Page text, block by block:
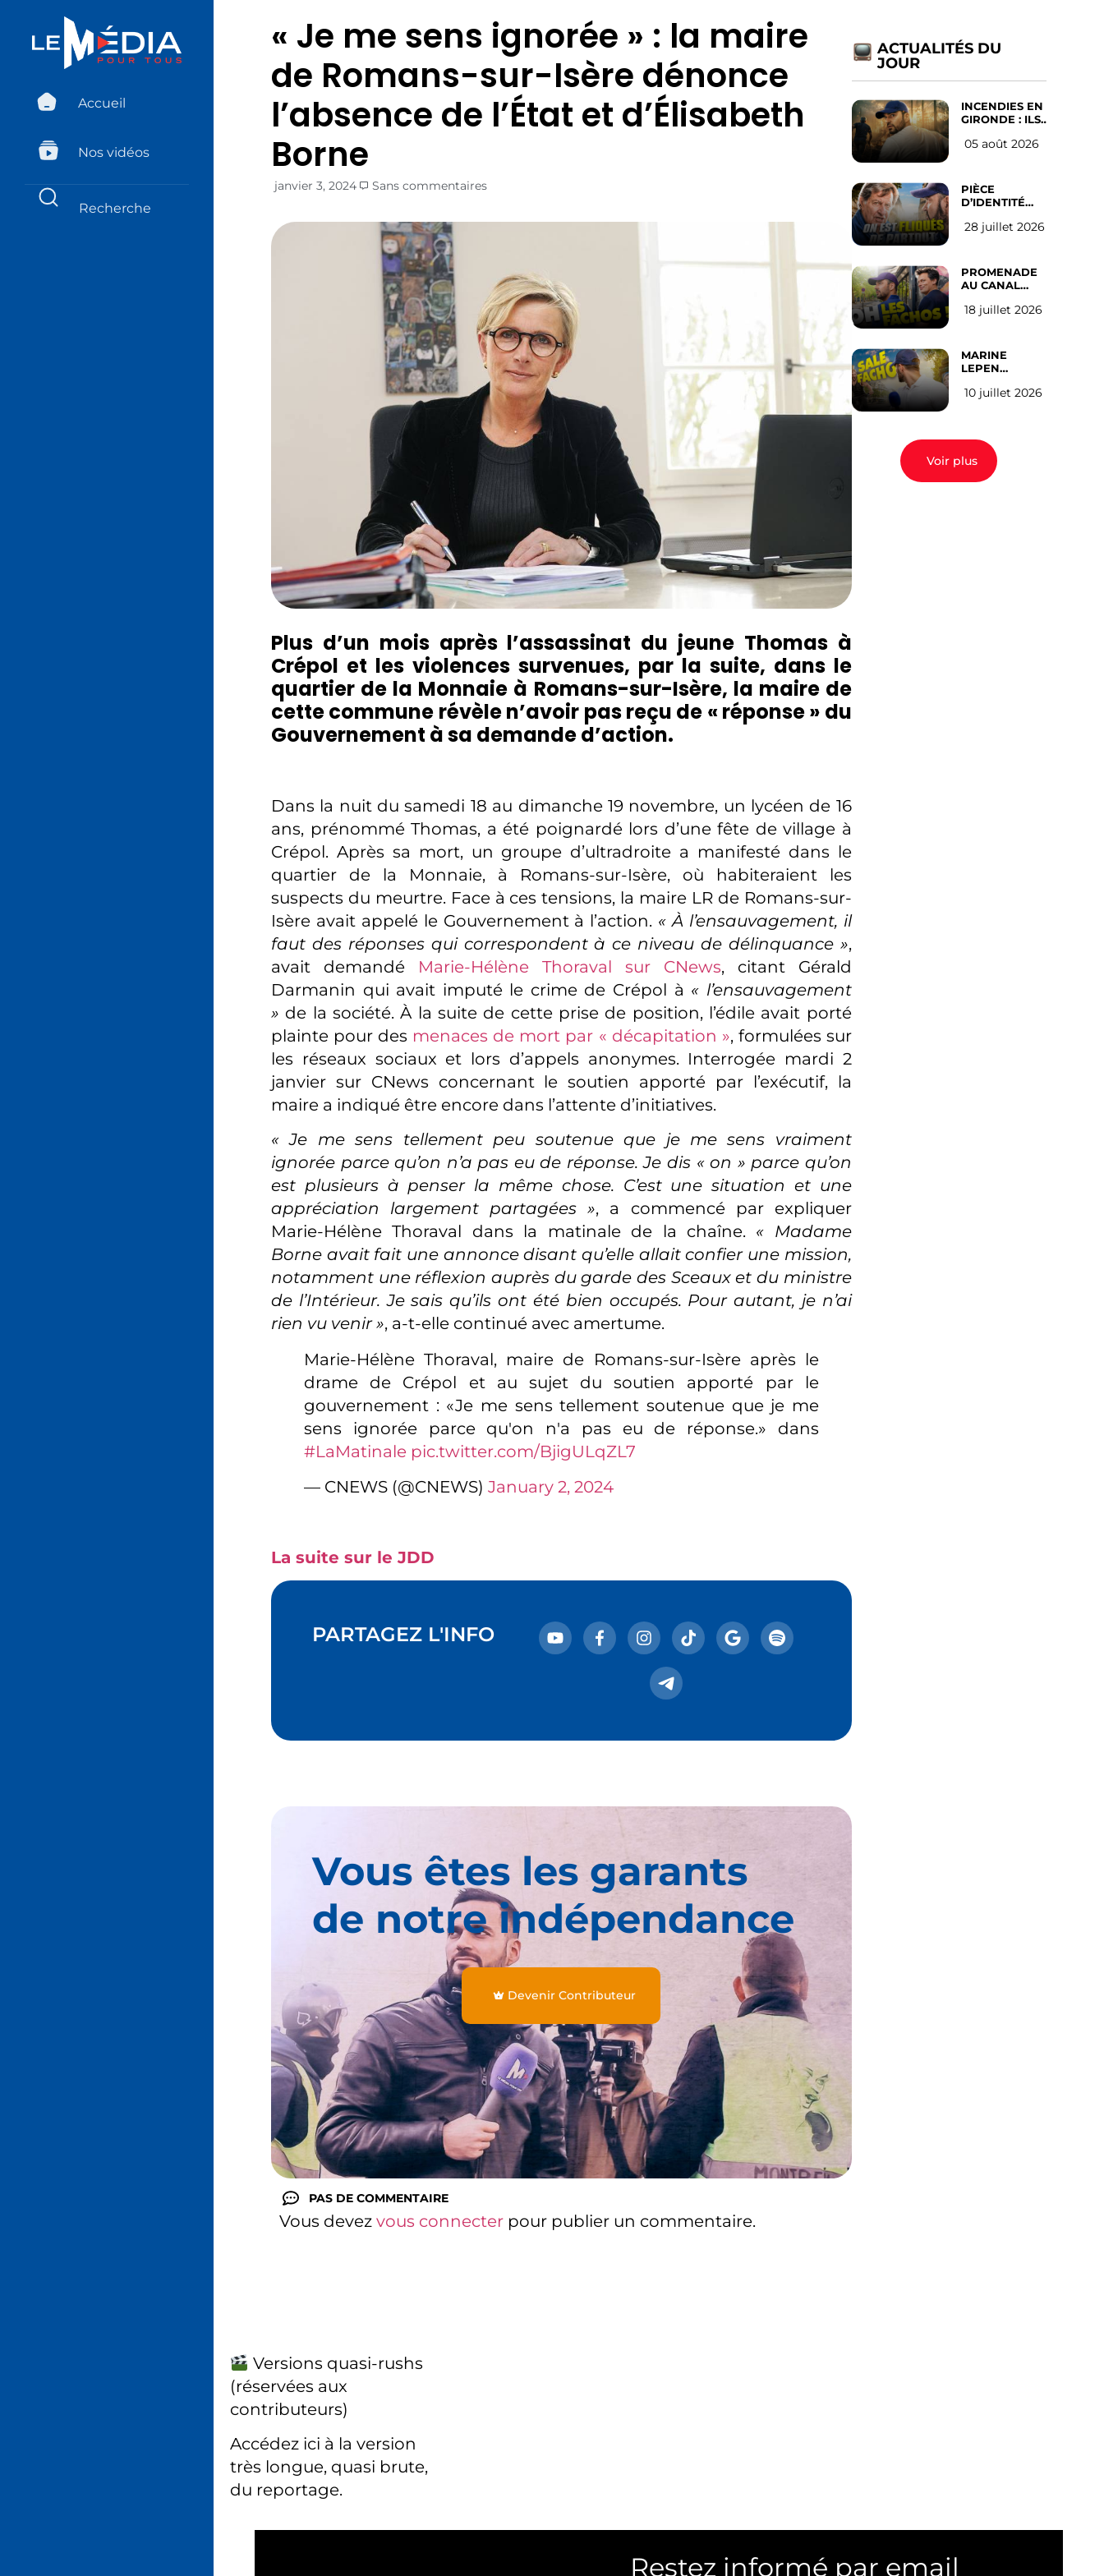
Accueil
Nos vidéos
« Je me sens ignorée » : la maire
de Romans-sur-Isère dénonce
l’absence de l’État et d’Élisabeth
Borne
janvier 3, 2024 Sans commentaires
Plus d’un mois après l’assassinat du jeune Thomas à
Crépol et les violences survenues, par la suite, dans le
quartier de la Monnaie à Romans-sur-Isère, la maire de
cette commune révèle n’avoir pas reçu de « réponse » du
Gouvernement à sa demande d’action.
Dans la nuit du samedi 18 au dimanche 19 novembre, un lycéen de 16
ans, prénommé Thomas, a été poignardé lors d’une fête de village à
Crépol. Après sa mort, un groupe d’ultradroite a manifesté dans le
quartier de la Monnaie, à Romans-sur-Isère, où habiteraient les
suspects du meurtre. Face à ces tensions, la maire LR de Romans-sur-
Isère avait appelé le Gouvernement à l’action. « À l’ensauvagement, il
faut des réponses qui correspondent à ce niveau de délinquance »,
avait demandé Marie-Hélène Thoraval sur CNews, citant Gérald
Darmanin qui avait imputé le crime de Crépol à « l’ensauvagement
» de la société. À la suite de cette prise de position, l’édile avait porté
plainte pour des menaces de mort par « décapitation », formulées sur
les réseaux sociaux et lors d’appels anonymes. Interrogée mardi 2
janvier sur CNews concernant le soutien apporté par l’exécutif, la
maire a indiqué être encore dans l’attente d’initiatives.
« Je me sens tellement peu soutenue que je me sens vraiment
ignorée parce qu’on n’a pas eu de réponse. Je dis « on » parce qu’on
est plusieurs à penser la même chose. C’est une situation et une
appréciation largement partagées », a commencé par expliquer
Marie-Hélène Thoraval dans la matinale de la chaîne. « Madame
Borne avait fait une annonce disant qu’elle allait confier une mission,
notamment une réflexion auprès du garde des Sceaux et du ministre
de l’Intérieur. Je sais qu’ils ont été bien occupés. Pour autant, je n’ai
rien vu venir », a-t-elle continué avec amertume.
Marie-Hélène Thoraval, maire de Romans-sur-Isère après le
drame de Crépol et au sujet du soutien apporté par le
gouvernement : «Je me sens tellement soutenue que je me
sens ignorée parce qu'on n'a pas eu de réponse.» dans
#LaMatinale pic.twitter.com/BjigULqZL7
— CNEWS (@CNEWS) January 2, 2024
La suite sur le JDD
PARTAGEZ L'INFO
Vous êtes les garants
de notre indépendance
Devenir Contributeur
PAS DE COMMENTAIRE
Vous devez vous connecter pour publier un commentaire.
ACTUALITÉS DU
JOUR
INCENDIES EN
GIRONDE : ILS
D’ABANDONNER
05 août 2026
PIÈCE
D’IDENTITÉ
SUR LES
l’avis des
Français
28 juillet 2026
PROMENADE
AU CANAL
(les gauchistes
18 juillet 2026
MARINE
LEPEN
EN 2027 : l’avis
10 juillet 2026
Voir plus
Versions quasi-rushs
(réservées aux
contributeurs)
Accédez ici à la version
très longue, quasi brute,
du reportage.
Restez informé par email